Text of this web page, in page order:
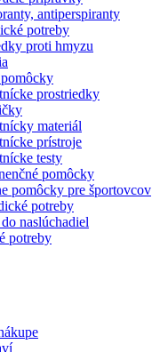
antiperspiranty
potreby
proti hmyzu
prostriedky
materiál
prístroje
testy
pomôcky
pomôcky pre športovcov
potreby
naslúchadiel
potreby